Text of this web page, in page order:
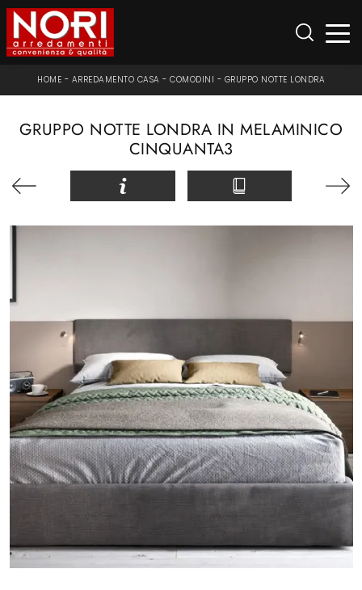
HOME - ARREDAMENTO CASA - COMODINI - GRUPPO NOTTE LONDRA
GRUPPO NOTTE LONDRA IN MELAMINICO
CINQUANTA3